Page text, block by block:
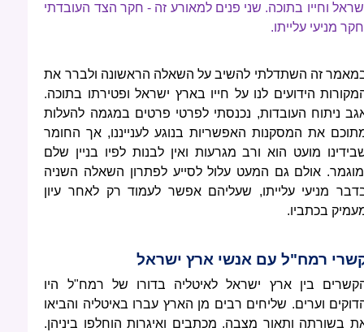
וחייו בתוכה. שני פנים למאורע זה - חקר הצד העובדתי
מניעי עלייתו.
זה השתדלתי להשיב על השאלה הראשונה ולברר את
הידועים לנו על חייו בארץ ישראל ופטירתו בתוכה.
ניתוח העובדות, נכנסתי לפרטי פרטים במגמה להעלות
את המסקנות האפשריות בנוגע לענייננו, אך החומר
מועט הוא ורב מגרעות ואין לבנות לפיו בניין שלם
אולם גם המעט עלול לסייע לפתרון השאלה השניה
מניעי עלייתו, שעליהם אפשר לעמוד רק לאחר עיון
בכתביו.
רמח"ל עם אנשי ארץ ישראל
בין ארץ ישראל לאיטליה בדורו של רמח"ל היו
וערים. שליחים רבים מן הארץ עברו באיטליה והביאו
בשורתה ותאור מצבה. מכתבים ואיגרות הוחלפו ביניהן.